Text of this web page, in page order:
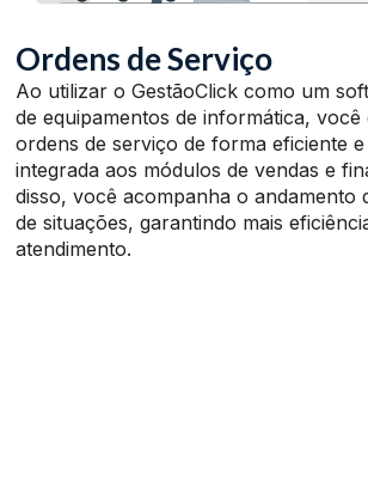
Ordens de Serviço
Ao utilizar o GestãoClick como um
de equipamentos de informática, você
ordens de serviço de forma eficiente
integrada aos módulos de vendas e
disso, você acompanha o andamento
de situações, garantindo mais
atendimento.